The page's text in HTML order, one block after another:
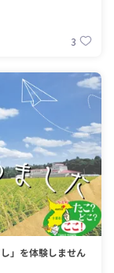
3
」を体験しません